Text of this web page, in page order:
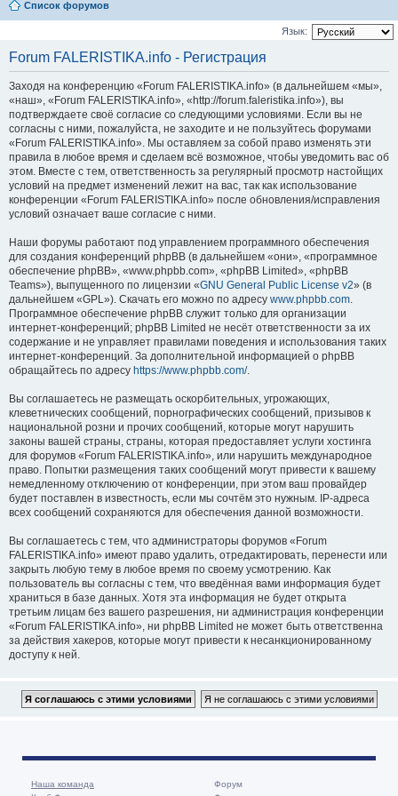
Список форумов
Язык:
Forum FALERISTIKA.info - Регистрация
Заходя на конференцию «Forum FALERISTIKA.info» (в дальнейшем «мы»,
«наш», «Forum FALERISTIKA.info», «http://forum.faleristika.info»), вы
подтверждаете своё согласие со следующими условиями. Если вы не
согласны с ними, пожалуйста, не заходите и не пользуйтесь форумами
«Forum FALERISTIKA.info». Мы оставляем за собой право изменять эти
правила в любое время и сделаем всё возможное, чтобы уведомить вас об
этом. Вместе с тем, ответственность за регулярный просмотр настойщих
условий на предмет изменений лежит на вас, так как использование
конференции «Forum FALERISTIKA.info» после обновления/исправления
условий означает ваше согласие с ними.
Наши форумы работают под управлением программного обеспечения
для создания конференций phpBB (в дальнейшем «они», «программное
обеспечение phpBB», «www.phpbb.com», «phpBB Limited», «phpBB
Teams»), выпущенного по лицензии «GNU General Public License v2» (в
дальнейшем «GPL»). Скачать его можно по адресу www.phpbb.com.
Программное обеспечение phpBB служит только для организации
интернет-конференций; phpBB Limited не несёт ответственности за их
содержание и не управляет правилами поведения и использования таких
интернет-конференций. За дополнительной информацией о phpBB
обращайтесь по адресу https://www.phpbb.com/.
Вы соглашаетесь не размещать оскорбительных, угрожающих,
клеветнических сообщений, порнографических сообщений, призывов к
национальной розни и прочих сообщений, которые могут нарушить
законы вашей страны, страны, которая предоставляет услуги хостинга
для форумов «Forum FALERISTIKA.info», или нарушить международное
право. Попытки размещения таких сообщений могут привести к вашему
немедленному отключению от конференции, при этом ваш провайдер
будет поставлен в известность, если мы сочтём это нужным. IP-адреса
всех сообщений сохраняются для обеспечения данной возможности.
Вы соглашаетесь с тем, что администраторы форумов «Forum
FALERISTIKA.info» имеют право удалить, отредактировать, перенести или
закрыть любую тему в любое время по своему усмотрению. Как
пользователь вы согласны с тем, что введённая вами информация будет
храниться в базе данных. Хотя эта информация не будет открыта
третьим лицам без вашего разрешения, ни администрация конференции
«Forum FALERISTIKA.info», ни phpBB Limited не может быть ответственна
за действия хакеров, которые могут привести к несанкционированному
доступу к ней.
Наша команда
Форум